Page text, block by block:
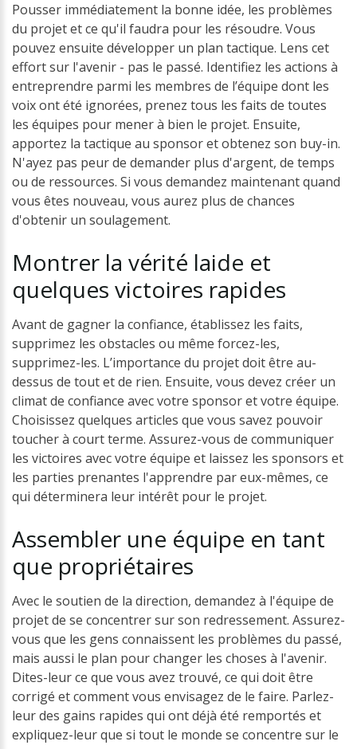
Pousser immédiatement la bonne idée, les problèmes
du projet et ce qu'il faudra pour les résoudre. Vous
pouvez ensuite développer un plan tactique. Lens cet
effort sur l'avenir - pas le passé. Identifiez les actions à
entreprendre parmi les membres de l’équipe dont les
voix ont été ignorées, prenez tous les faits de toutes
les équipes pour mener à bien le projet. Ensuite,
apportez la tactique au sponsor et obtenez son buy-in.
N'ayez pas peur de demander plus d'argent, de temps
ou de ressources. Si vous demandez maintenant quand
vous êtes nouveau, vous aurez plus de chances
d'obtenir un soulagement.
Montrer la vérité laide et
quelques victoires rapides
Avant de gagner la confiance, établissez les faits,
supprimez les obstacles ou même forcez-les,
supprimez-les. L’importance du projet doit être au-
dessus de tout et de rien. Ensuite, vous devez créer un
climat de confiance avec votre sponsor et votre équipe.
Choisissez quelques articles que vous savez pouvoir
toucher à court terme. Assurez-vous de communiquer
les victoires avec votre équipe et laissez les sponsors et
les parties prenantes l'apprendre par eux-mêmes, ce
qui déterminera leur intérêt pour le projet.
Assembler une équipe en tant
que propriétaires
Avec le soutien de la direction, demandez à l'équipe de
projet de se concentrer sur son redressement. Assurez-
vous que les gens connaissent les problèmes du passé,
mais aussi le plan pour changer les choses à l'avenir.
Dites-leur ce que vous avez trouvé, ce qui doit être
corrigé et comment vous envisagez de le faire. Parlez-
leur des gains rapides qui ont déjà été remportés et
expliquez-leur que si tout le monde se concentre sur le